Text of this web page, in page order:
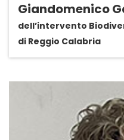
Giandomenico
dell’intervento
di Reggio Calabria